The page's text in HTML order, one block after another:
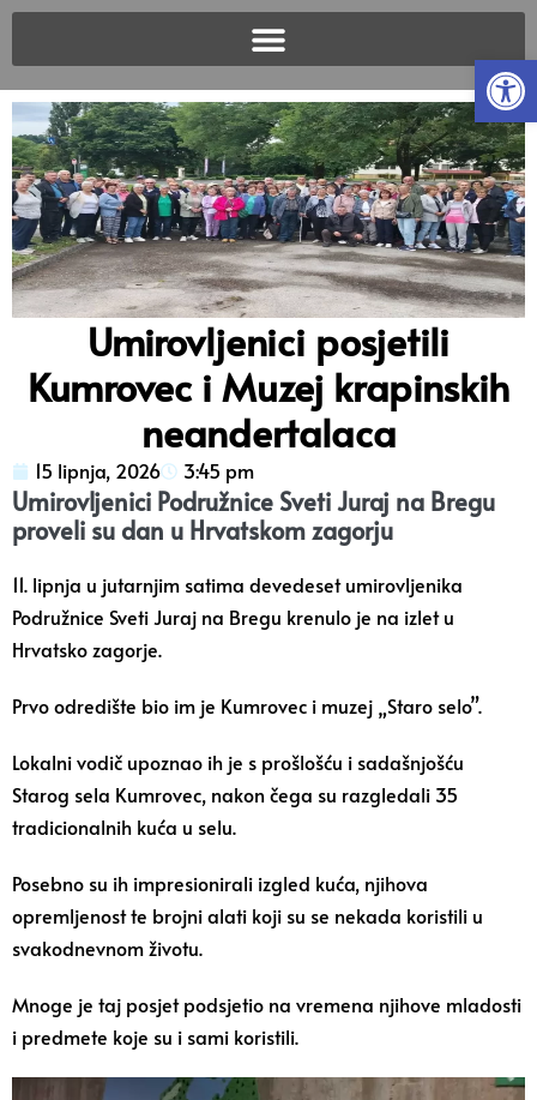
Umirovljenici posjetili
Kumrovec i Muzej krapinskih
neandertalaca
15 lipnja, 2026 3:45 pm
Umirovljenici Podružnice Sveti Juraj na Bregu
proveli su dan u Hrvatskom zagorju
11. lipnja u jutarnjim satima devedeset umirovljenika
Podružnice Sveti Juraj na Bregu krenulo je na izlet u
Hrvatsko zagorje.
Prvo odredište bio im je Kumrovec i muzej „Staro selo”.
Lokalni vodič upoznao ih je s prošlošću i sadašnjošću
Starog sela Kumrovec, nakon čega su razgledali 35
tradicionalnih kuća u selu.
Posebno su ih impresionirali izgled kuća, njihova
opremljenost te brojni alati koji su se nekada koristili u
svakodnevnom životu.
Mnoge je taj posjet podsjetio na vremena njihove mladosti
i predmete koje su i sami koristili.